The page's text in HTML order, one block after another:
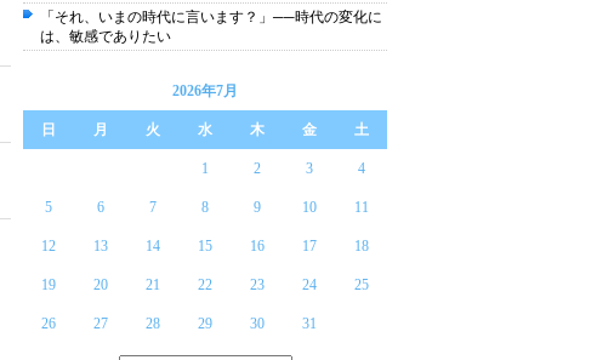
「それ、いまの時代に言います？」──時代の変化に
は、敏感でありたい
2026年7月
日 月 火 水 木 金 土
1 2 3 4
5 6 7 8 9 10 11
12 13 14 15 16 17 18
19 20 21 22 23 24 25
26 27 28 29 30 31